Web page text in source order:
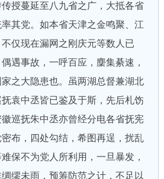
授蔓延至八九省之广，大抵各省
其党。如本省天津之金鸣聚、江
仅现在漏网之刚庆元等数人已
遇事故，一呼百应，麇集綦速，
之大隐患也。虽两湖总督兼湖北
袁中丞皆已鉴及于斯，先后札饬
巡抚朱中丞亦曾经分电各省抚宪
布，四处勾结，希图再逞，扰乱
保不为党人所利用，一旦暴发，
缪未雨，预筹防范之计，不足以